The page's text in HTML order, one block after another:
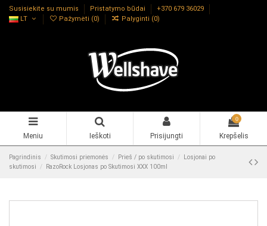
Susisiekite su mumis Pristatymo būdai
+370 679 36029
LT
Pažymėti (0) Palyginti (0)
Meniu Ieškoti Prisijungti
0
Krepšelis
Pagrindinis Skutimosi priemonės Prieš / po skutimosi
Losjonai po
skutimosi
RazoRock Losjonas po Skutimosi XXX 100ml